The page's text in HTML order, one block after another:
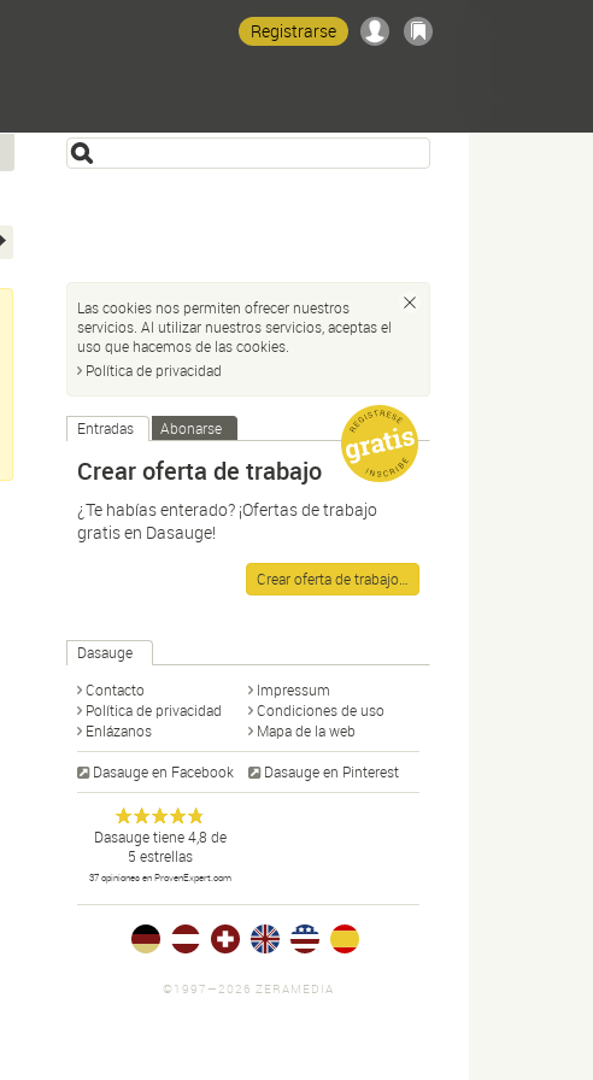
Registrarse
Las cookies nos permiten ofrecer nuestros
servicios. Al utilizar nuestros servicios, aceptas el
uso que hacemos de las cookies.
Política de privacidad
Entradas Abonarse
Crear oferta de trabajo
¿Te habías enterado? ¡Ofertas de trabajo
gratis en Dasauge!
Crear oferta de trabajo…
Dasauge
Contacto
Impressum
Política de privacidad
Condiciones de uso
Enlázanos
Mapa de la web
Dasauge en Facebook Dasauge en Pinterest
Dasauge
Portal de
diseño:
disñadores,
artistas
gráficos,
portfolios,
Anonym
Dasaugetiene4,8 de
5 estrellas
37 opiniones en ProvenExpert.com
©1997—2026 ZERAMEDIA